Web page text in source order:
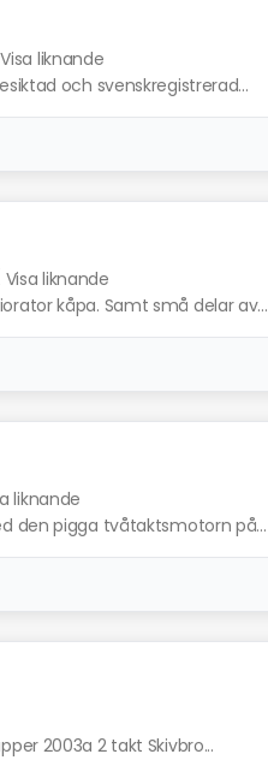
Visa liknande
och svenskregistrerad...
Visa liknande
kåpa. Samt små delar av...
liknande
den pigga tvåtaktsmotorn på...
2003a 2 takt Skivbro...